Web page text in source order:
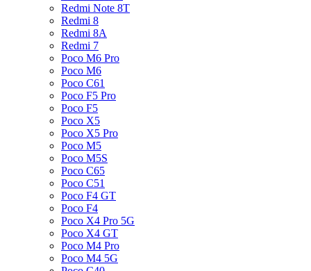
Redmi Note 8T
Redmi 8
Redmi 8A
Redmi 7
Poco M6 Pro
Poco M6
Poco C61
Poco F5 Pro
Poco F5
Poco X5
Poco X5 Pro
Poco M5
Poco M5S
Poco C65
Poco C51
Poco F4 GT
Poco F4
Poco X4 Pro 5G
Poco X4 GT
Poco M4 Pro
Poco M4 5G